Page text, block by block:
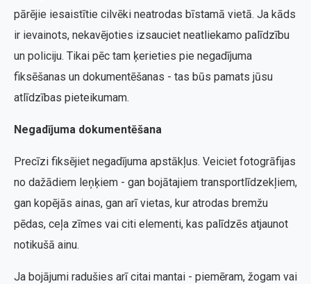
pārējie iesaistītie cilvēki neatrodas bīstamā vietā. Ja kāds
ir ievainots, nekavējoties izsauciet neatliekamo palīdzību
un policiju. Tikai pēc tam ķerieties pie negadījuma
fiksēšanas un dokumentēšanas - tas būs pamats jūsu
atlīdzības pieteikumam.
Negadījuma dokumentēšana
Precīzi fiksējiet negadījuma apstākļus. Veiciet fotogrāfijas
no dažādiem leņķiem - gan bojātajiem transportlīdzekļiem,
gan kopējās ainas, gan arī vietas, kur atrodas bremžu
pēdas, ceļa zīmes vai citi elementi, kas palīdzēs atjaunot
notikušā ainu.
Ja bojājumi radušies arī citai mantai - piemēram, žogam vai